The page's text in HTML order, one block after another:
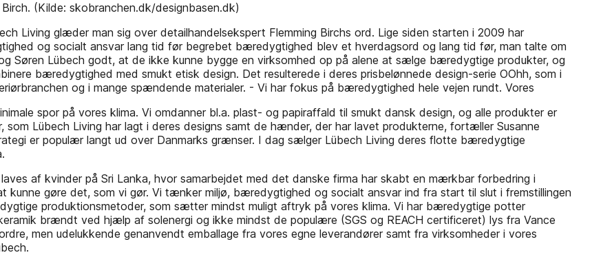
(Kilde: skobranchen.dk/designbasen.dk)
Living glæder man sig over detailhandelsekspert Flemming Birchs ord. Lige siden starten i 2009 har
og socialt ansvar lang tid før begrebet bæredygtighed blev et hverdagsord og lang tid før, man talte om
Søren Lübech godt, at de ikke kunne bygge en virksomhed op på alene at sælge bæredygtige produkter, og
bæredygtighed med smukt etisk design. Det resulterede i deres prisbelønnede design-serie OOhh, som i
og i mange spændende materialer. - Vi har fokus på bæredygtighed hele vejen rundt. Vores
spor på vores klima. Vi omdanner bl.a. plast- og papiraffald til smukt dansk design, og alle produkter er
Lübech Living har lagt i deres designs samt de hænder, der har lavet produkterne, fortæller Susanne
er populær langt ud over Danmarks grænser. I dag sælger Lübech Living deres flotte bæredygtige
af kvinder på Sri Lanka, hvor samarbejdet med det danske firma har skabt en mærkbar forbedring i
gøre det, som vi gør. Vi tænker miljø, bæredygtighed og socialt ansvar ind fra start til slut i fremstillingen
produktionsmetoder, som sætter mindst muligt aftryk på vores klima. Vi har bæredygtige potter
brændt ved hjælp af solenergi og ikke mindst de populære (SGS og REACH certificeret) lys fra Vance
men udelukkende genanvendt emballage fra vores egne leverandører samt fra virksomheder i vores